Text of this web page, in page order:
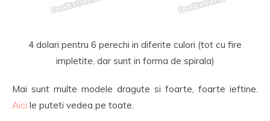
4 dolari pentru 6 perechi in diferite culori (tot cu fire
impletite, dar sunt in forma de spirala)
Mai sunt multe modele dragute si foarte, foarte ieftine.
Aici le puteti vedea pe toate.